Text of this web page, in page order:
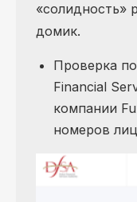
«солидность»
домик.
Проверка
Financial
компании
номеров